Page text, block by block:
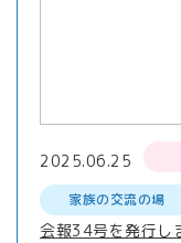
2025.06.25
家族の交流の場
会報34号を発行し